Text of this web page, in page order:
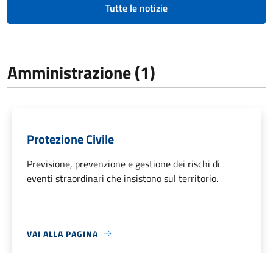
Tutte le notizie
Amministrazione (1)
Protezione Civile
Previsione, prevenzione e gestione dei rischi di
eventi straordinari che insistono sul territorio.
VAI ALLA PAGINA